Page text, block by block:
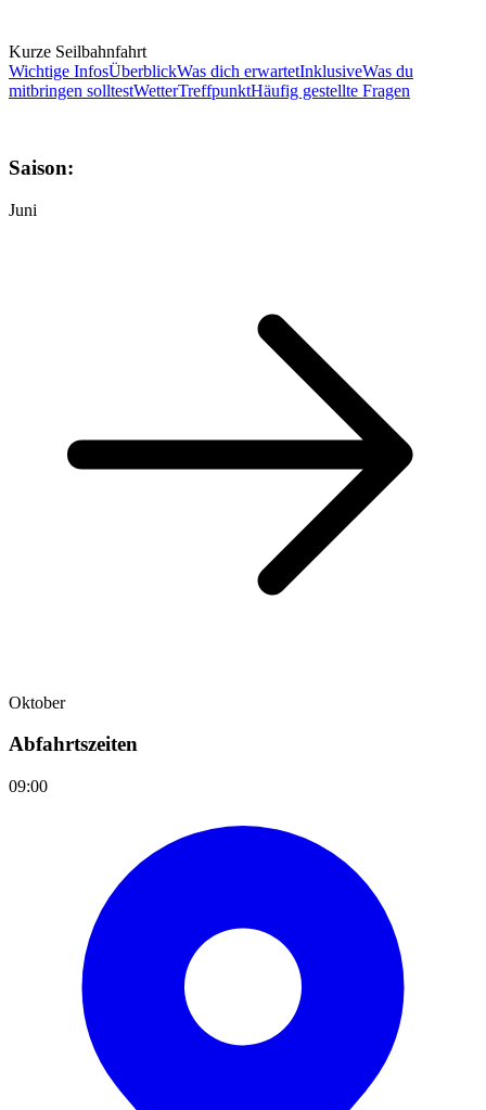
Kurze Seilbahnfahrt
Wichtige InfosÜberblickWas dich erwartetInklusiveWas du
mitbringen solltestWetterTreffpunktHäufig gestellte Fragen
Saison:
Juni
Oktober
Abfahrtszeiten
09:00